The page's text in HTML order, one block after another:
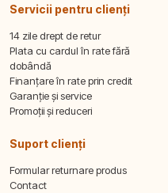
Servicii pentru clienți
14 zile drept de retur
Plata cu cardul în rate fără
dobândă
Finanțare în rate prin credit
Garanție și service
Promoții și reduceri
Suport clienți
Formular returnare produs
Contact